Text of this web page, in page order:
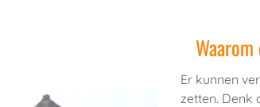
Er kunnen
zetten. Denk